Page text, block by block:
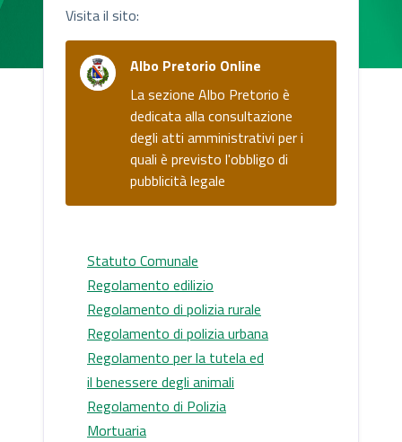
Visita il sito:
Albo Pretorio Online
La sezione Albo Pretorio è
dedicata alla consultazione
degli atti amministrativi per i
quali è previsto l'obbligo di
pubblicità legale
Statuto Comunale
Regolamento edilizio
Regolamento di polizia rurale
Regolamento di polizia urbana
Regolamento per la tutela ed
il benessere degli animali
Regolamento di Polizia
Mortuaria